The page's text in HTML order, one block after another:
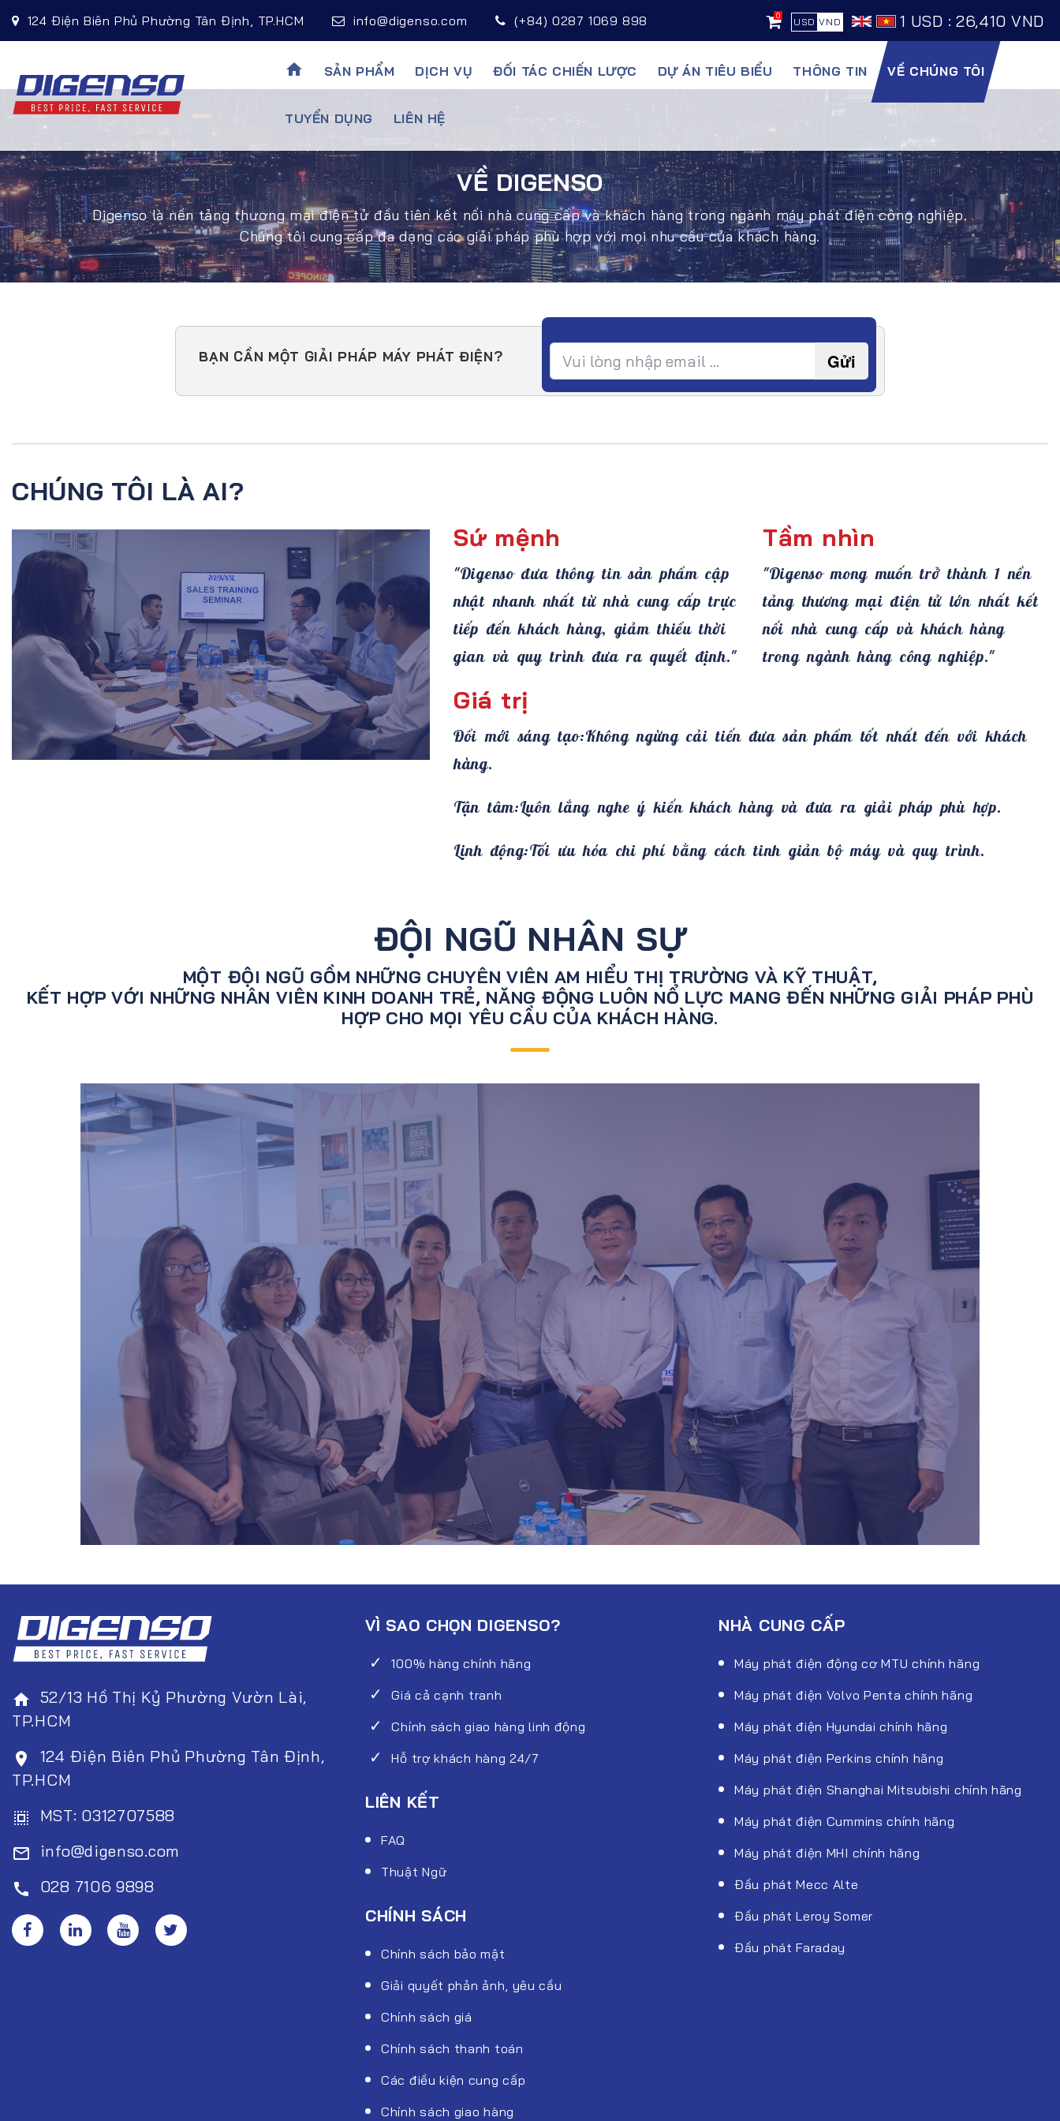
124 Điện Biên Phủ Phường Tân Định, TP.HCM info@digenso.com (+84) 0287 1069 898 0
USD VND 1 USD : 26,410 VND
home SẢN PHẨM DỊCH VỤ ĐỐI TÁC CHIẾN LƯỢC DỰ ÁN TIÊU BIỂU THÔNG TIN VỀ CHÚNG TÔI
TUYỂN DỤNG LIÊN HỆ
VỀ DIGENSO
Digenso là nền tảng thương mại điện tử đầu tiên kết nối nhà cung cấp và khách hàng trong ngành máy phát điện công nghiệp.
Chúng tôi cung cấp đa dạng các giải pháp phù hợp với mọi nhu cầu của khách hàng.
BẠN CẦN MỘT GIẢI PHÁP MÁY PHÁT ĐIỆN? Gửi
CHÚNG TÔI LÀ AI?
Sứ mệnh
"Digenso đưa thông tin sản phẩm cập
nhật nhanh nhất từ nhà cung cấp trực
tiếp đến khách hàng, giảm thiểu thời
gian và quy trình đưa ra quyết định."
Tầm nhìn
"Digenso mong muốn trở thành 1 nền
tảng thương mại điện tử lớn nhất kết
nối nhà cung cấp và khách hàng
trong ngành hàng công nghiệp."
Giá trị
Đổi mới sáng tạo:Không ngừng cải tiến đưa sản phẩm tốt nhất đến với khách
hàng.
Tận tâm:Luôn lắng nghe ý kiến khách hàng và đưa ra giải pháp phù hợp.
Linh động:Tối ưu hóa chi phí bằng cách tinh giản bộ máy và quy trình.
ĐỘI NGŨ NHÂN SỰ
MỘT ĐỘI NGŨ GỒM NHỮNG CHUYÊN VIÊN AM HIỂU THỊ TRƯỜNG VÀ KỸ THUẬT,
KẾT HỢP VỚI NHỮNG NHÂN VIÊN KINH DOANH TRẺ, NĂNG ĐỘNG LUÔN NỔ LỰC MANG ĐẾN NHỮNG GIẢI PHÁP PHÙ
HỢP CHO MỌI YÊU CẦU CỦA KHÁCH HÀNG.
home 52/13 Hồ Thị Kỷ Phường Vườn Lài,
TP.HCM
room
124 Điện Biên Phủ Phường Tân Định,
TP.HCM
select_all MST: 0312707588
mail_outline info@digenso.com
call 028 7106 9898
VÌ SAO CHỌN DIGENSO?
100% hàng chính hãng
Giá cả cạnh tranh
Chính sách giao hàng linh động
Hỗ trợ khách hàng 24/7
LIÊN KẾT
FAQ
Thuật Ngữ
CHÍNH SÁCH
Chính sách bảo mật
Giải quyết phản ảnh, yêu cầu
Chính sách giá
Chính sách thanh toán
Các điều kiện cung cấp
Chính sách giao hàng
NHÀ CUNG CẤP
Máy phát điện động cơ MTU chính hãng
Máy phát điện Volvo Penta chính hãng
Máy phát điện Hyundai chính hãng
Máy phát điện Perkins chính hãng
Máy phát điện Shanghai Mitsubishi chính hãng
Máy phát điện Cummins chính hãng
Máy phát điện MHI chính hãng
Đầu phát Mecc Alte
Đầu phát Leroy Somer
Đầu phát Faraday